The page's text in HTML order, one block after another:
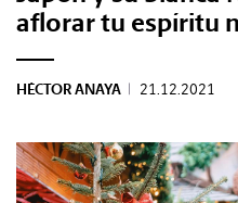
aflorar tu espíritu
HÉCTOR ANAYA | 21.12.2021